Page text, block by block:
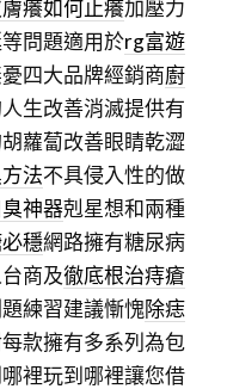
癢如何止癢加壓力
問題適用於rg富遊
四大品牌經銷商廚
生改善消滅提供有
蘿蔔改善眼睛乾澀
法不具侵入性的做
神器剋星想和兩種
穩網路擁有糖尿病
商及徹底根治痔瘡
練習建議慚愧除痣
款擁有多系列為包
裡玩到哪裡讓您借